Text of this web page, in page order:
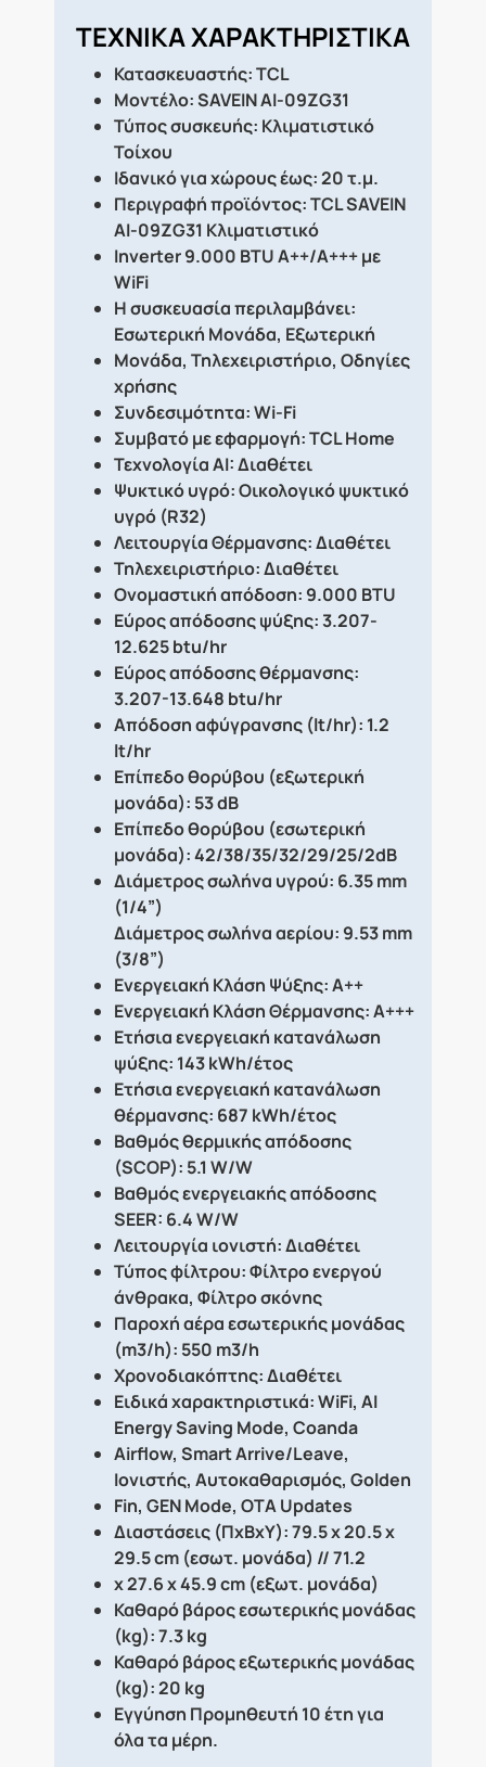
ΤΕΧΝΙΚΑ ΧΑΡΑΚΤΗΡΙΣΤΙΚΑ
Κατασκευαστής:TCL
Μοντέλο:SAVEIN AI-09ZG31
Τύπος συσκευής: Κλιματιστικό
Τοίχου
Ιδανικό για χώρους έως:20 τ.μ.
Περιγραφή προϊόντος:TCL SAVEIN
AI-09ZG31 Κλιματιστικό
Inverter 9.000 BTU A++/A+++ με
WiFi
Η συσκευασία περιλαμβάνει:
Εσωτερική Μονάδα, Εξωτερική
Μονάδα, Τηλεχειριστήριο, Οδηγίες
χρήσης
Συνδεσιμότητα:Wi-Fi
Συμβατό με εφαρμογή:TCL Home
Τεχνολογία AI:Διαθέτει
Ψυκτικό υγρό:Οικολογικό ψυκτικό
υγρό (R32)
Λειτουργία Θέρμανσης:Διαθέτει
Τηλεχειριστήριο:Διαθέτει
Ονομαστική απόδοση: 9.000 BTU
Εύρος απόδοσης ψύξης:3.207-
12.625 btu/hr
Εύρος απόδοσης θέρμανσης:
3.207-13.648 btu/hr
Απόδοση αφύγρανσης (lt/hr): 1.2
lt/hr
Επίπεδο θορύβου (εξωτερική
μονάδα): 53 dB
Επίπεδο θορύβου (εσωτερική
μονάδα):42/38/35/32/29/25/2dB
Διάμετρος σωλήνα υγρού: 6.35 mm
(1/4”)
Διάμετρος σωλήνα αερίου: 9.53 mm
(3/8”)
Ενεργειακή Κλάση Ψύξης:A++
Ενεργειακή Κλάση Θέρμανσης:A+++
Ετήσια ενεργειακή κατανάλωση
ψύξης: 143 kWh/έτος
Ετήσια ενεργειακή κατανάλωση
θέρμανσης: 687 kWh/έτος
Βαθμός θερμικής απόδοσης
(SCOP): 5.1 W/W
Βαθμός ενεργειακής απόδοσης
SEER: 6.4 W/W
Λειτουργία ιονιστή:Διαθέτει
Τύπος φίλτρου:Φίλτρο ενεργού
άνθρακα, Φίλτρο σκόνης
Παροχή αέρα εσωτερικής μονάδας
(m3/h): 550 m3/h
Χρονοδιακόπτης:Διαθέτει
Ειδικά χαρακτηριστικά:WiFi, AI
Energy Saving Mode, Coanda
Airflow, Smart Arrive/Leave,
Ιονιστής, Αυτοκαθαρισμός, Golden
Fin, GEN Mode, OTA Updates
Διαστάσεις (ΠxΒxΥ):79.5 x 20.5 x
29.5 cm (εσωτ. μονάδα) // 71.2
x 27.6 x 45.9 cm (εξωτ. μονάδα)
Καθαρό βάρος εσωτερικής μονάδας
(kg):7.3 kg
Καθαρό βάρος εξωτερικής μονάδας
(kg):20 kg
Εγγύηση Προμηθευτή 10 έτη για
όλα τα μέρη.